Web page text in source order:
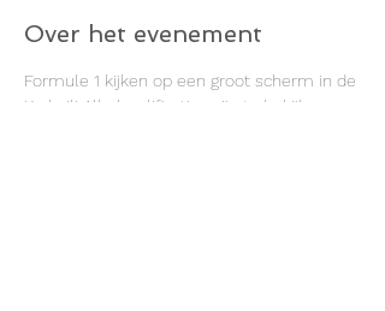
Over het evenement
Formule 1 kijken op een groot scherm in de
Kerkuil! Alle kwalificaties zijn te bekijken en